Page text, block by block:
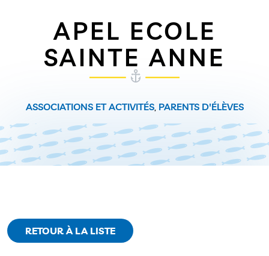
APEL ECOLE
SAINTE ANNE
ASSOCIATIONS ET ACTIVITÉS, PARENTS D'ÉLÈVES
RETOUR À LA LISTE